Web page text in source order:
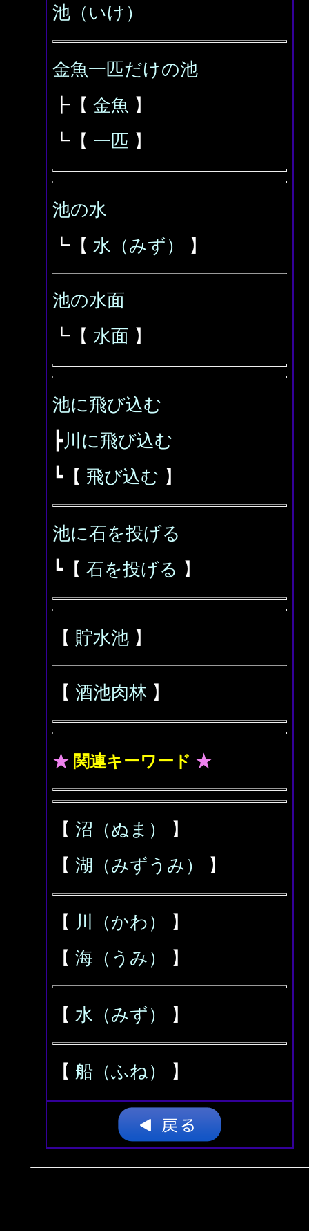
池（いけ）
金魚一匹だけの池
┣【 金魚 】
┗【 一匹 】
池の水
┗【 水（みず） 】
池の水面
┗【 水面 】
池に飛び込む
┣川に飛び込む
┗【 飛び込む 】
池に石を投げる
┗【 石を投げる 】
【 貯水池 】
【 酒池肉林 】
★ 関連キーワード ★
【 沼（ぬま）
】
【 湖（みずうみ） 】
【 川（かわ）
】
【 海（うみ） 】
【 水（みず） 】
【 船（ふね） 】